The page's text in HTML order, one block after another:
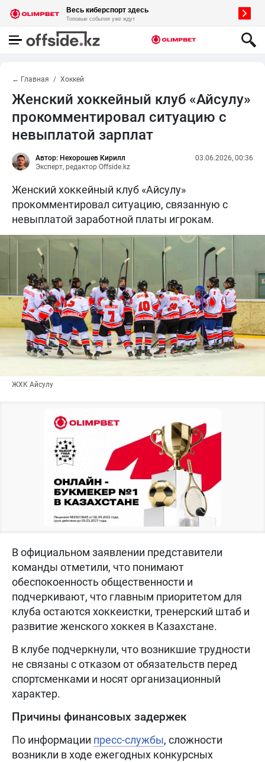
← Главная Хоккей
Женский хоккейный клуб «Айсулу»
прокомментировал ситуацию с
невыплатой зарплат
Автор: Нехорошев Кирилл
Эксперт, редактор Offside.kz
03.06.2026, 00:36
Женский хоккейный клуб «Айсулу»
прокомментировал ситуацию, связанную с
невыплатой заработной платы игрокам.
ЖХК Айсулу
В официальном заявлении представители
команды отметили, что понимают
обеспокоенность общественности и
подчеркивают, что главным приоритетом для
клуба остаются хоккеистки, тренерский штаб и
развитие женского хоккея в Казахстане.
В клубе подчеркнули, что возникшие трудности
не связаны с отказом от обязательств перед
спортсменками и носят организационный
характер.
Причины финансовых задержек
По информации пресс-службы, сложности
возникли в ходе ежегодных конкурсных